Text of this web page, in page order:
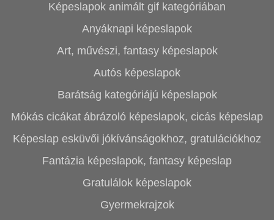
Képeslapok animált gif kategóriában
Anyáknapi képeslapok
Art, művészi, fantasy képeslapok
Autós képeslapok
Barátság kategóriájú képeslapok
Mókás cicákat ábrázoló képeslapok, cicás képeslap
Képeslap esküvői jókívánságokhoz, gratulációkhoz
Fantázia képeslapok, fantasy képeslap
Gratulálok képeslapok
Gyermekrajzok